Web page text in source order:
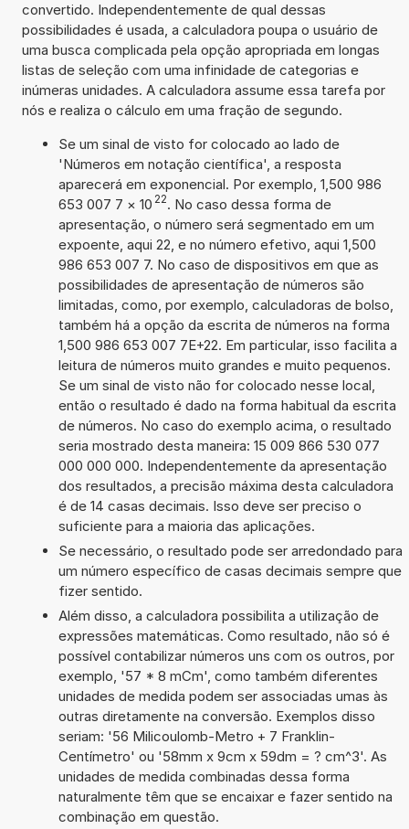
convertido. Independentemente de qual dessas
possibilidades é usada, a calculadora poupa o usuário de
uma busca complicada pela opção apropriada em longas
listas de seleção com uma infinidade de categorias e
inúmeras unidades. A calculadora assume essa tarefa por
nós e realiza o cálculo em uma fração de segundo.
Se um sinal de visto for colocado ao lado de
'Números em notação científica', a resposta
aparecerá em exponencial. Por exemplo, 1,500 986
653 007 7 × 10 22. No caso dessa forma de
apresentação, o número será segmentado em um
expoente, aqui 22, e no número efetivo, aqui 1,500
986 653 007 7. No caso de dispositivos em que as
possibilidades de apresentação de números são
limitadas, como, por exemplo, calculadoras de bolso,
também há a opção da escrita de números na forma
1,500 986 653 007 7E+22. Em particular, isso facilita a
leitura de números muito grandes e muito pequenos.
Se um sinal de visto não for colocado nesse local,
então o resultado é dado na forma habitual da escrita
de números. No caso do exemplo acima, o resultado
seria mostrado desta maneira: 15 009 866 530 077
000 000 000. Independentemente da apresentação
dos resultados, a precisão máxima desta calculadora
é de 14 casas decimais. Isso deve ser preciso o
suficiente para a maioria das aplicações.
Se necessário, o resultado pode ser arredondado para
um número específico de casas decimais sempre que
fizer sentido.
Além disso, a calculadora possibilita a utilização de
expressões matemáticas. Como resultado, não só é
possível contabilizar números uns com os outros, por
exemplo, '57 * 8 mCm', como também diferentes
unidades de medida podem ser associadas umas às
outras diretamente na conversão. Exemplos disso
seriam: '56 Milicoulomb-Metro + 7 Franklin-
Centímetro' ou '58mm x 9cm x 59dm = ? cm^3'. As
unidades de medida combinadas dessa forma
naturalmente têm que se encaixar e fazer sentido na
combinação em questão.